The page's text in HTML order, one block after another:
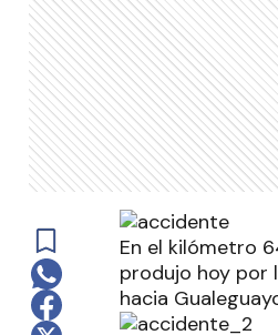
En el kilómetro
produjo hoy por
hacia